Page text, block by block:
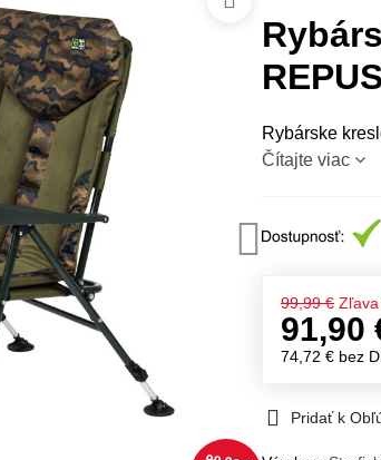
Rybárske
Čítajte viac
99,99 € Zľava
91,90
74,72 € bez
Pridať k